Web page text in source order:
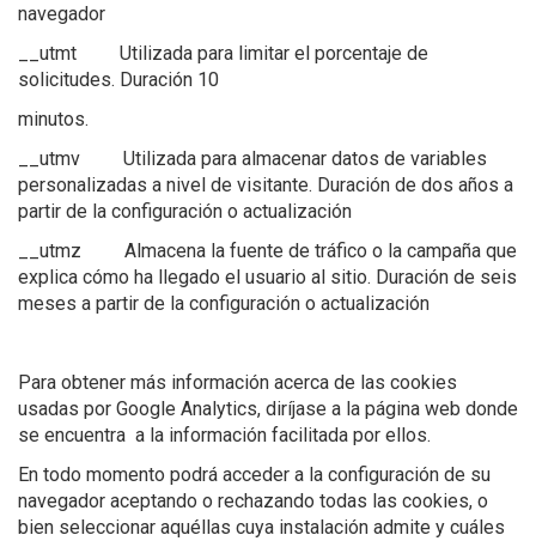
navegador
__utmt Utilizada para limitar el porcentaje de
solicitudes. Duración 10
minutos.
__utmv Utilizada para almacenar datos de variables
personalizadas a nivel de visitante. Duración de dos años a
partir de la configuración o actualización
__utmz Almacena la fuente de tráfico o la campaña que
explica cómo ha llegado el usuario al sitio. Duración de seis
meses a partir de la configuración o actualización
Para obtener más información acerca de las cookies
usadas por Google Analytics, diríjase a la página web donde
se encuentra a la información facilitada por ellos.
En todo momento podrá acceder a la configuración de su
navegador aceptando o rechazando todas las cookies, o
bien seleccionar aquéllas cuya instalación admite y cuáles